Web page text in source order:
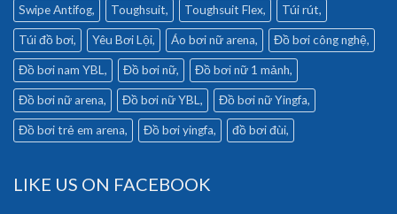
Swipe Antifog Toughsuit Toughsuit Flex Túi rút
Túi đồ bơi Yêu Bơi Lội Áo bơi nữ arena Đồ bơi công nghệ
Đồ bơi nam YBL Đồ bơi nữ Đồ bơi nữ 1 mảnh
Đồ bơi nữ arena Đồ bơi nữ YBL Đồ bơi nữ Yingfa
Đồ bơi trẻ em arena Đồ bơi yingfa đồ bơi đùi
LIKE US ON FACEBOOK